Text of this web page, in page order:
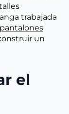
trabajada
pantalones
un
el